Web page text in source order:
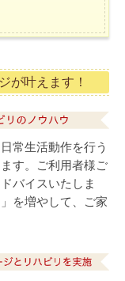
が叶えます！
常生活動作を行う
す。ご利用者様ご
バイスいたしま
を増やして、ご家